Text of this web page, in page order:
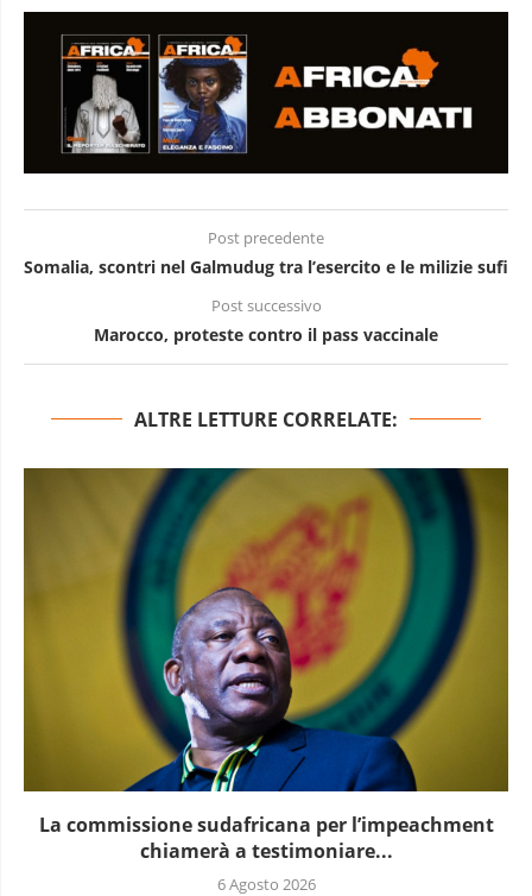
Post precedente
Somalia, scontri nel Galmudug tra l’esercito e le milizie sufi
Post successivo
Marocco, proteste contro il pass vaccinale
ALTRE LETTURE CORRELATE:
La commissione sudafricana per l’impeachment
chiamerà a testimoniare...
6 Agosto 2026